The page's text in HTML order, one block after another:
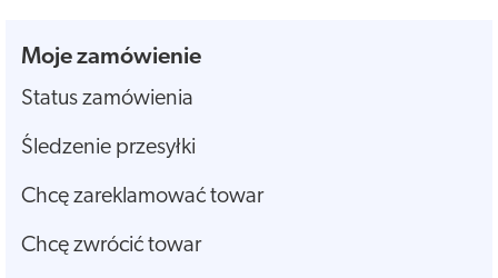
Moje zamówienie
Status zamówienia
Śledzenie przesyłki
Chcę zareklamować towar
Chcę zwrócić towar